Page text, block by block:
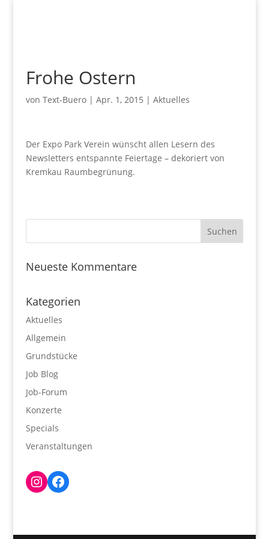
Frohe Ostern
von Text-Buero| Apr. 1, 2015 | Aktuelles
Der Expo Park Verein wünscht allen Lesern des
Newsletters entspannte Feiertage – dekoriert von
Kremkau Raumbegrünung.
Neueste Kommentare
Kategorien
Aktuelles
Allgemein
Grundstücke
Job Blog
Job-Forum
Konzerte
Specials
Veranstaltungen
Instagram
Facebook